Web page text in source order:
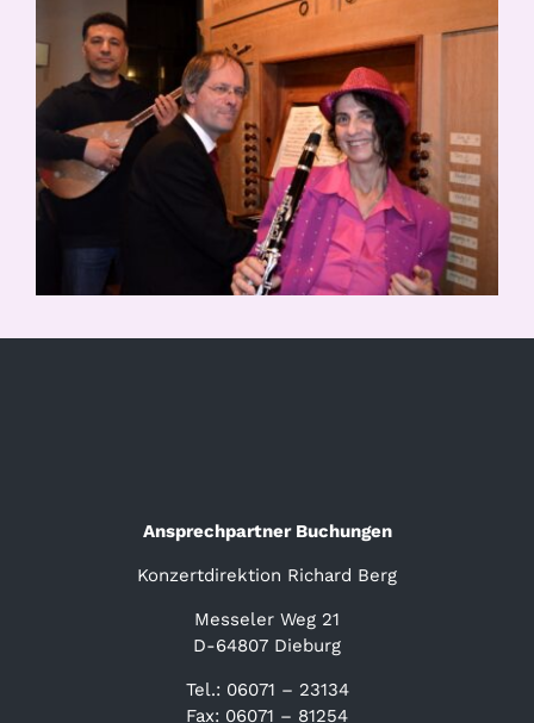
Ansprechpartner Buchungen
Konzertdirektion Richard Berg
Messeler Weg 21
D-64807 Dieburg
Tel.: 06071 – 23134
Fax: 06071 – 81254